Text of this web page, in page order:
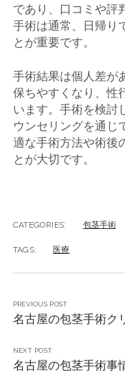
であり、口コミや評
手術は通常、日帰り
とが重要です。
手術結果は個人差が
保ちやすくなり、性
います。手術を検討
ウンセリングを通じ
適な手術方法や術後
とが大切です。
CATEGORIES: 包茎手術
TAGS: 医療
PREVIOUS POST
名古屋の包茎手術ク
NEXT POST
名古屋の包茎手術事